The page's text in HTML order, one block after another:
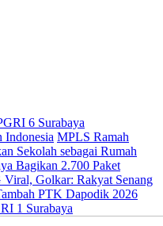
6 Surabaya
Indonesia MPLS Ramah
Sekolah sebagai Rumah
Bagikan 2.700 Paket
Golkar: Rakyat Senang
PTK Dapodik 2026
1 Surabaya